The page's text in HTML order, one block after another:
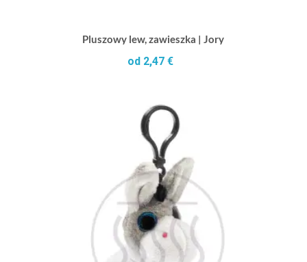
Pluszowy lew, zawieszka | Jory
od 2,47 €